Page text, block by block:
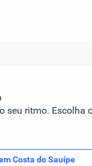
seu ritmo. Escolha
Costa do Sauípe